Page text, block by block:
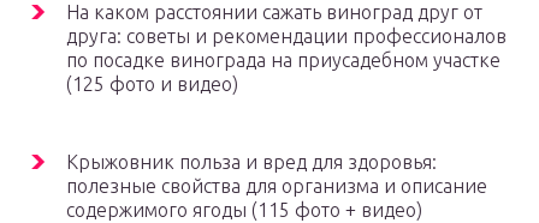
На каком расстоянии сажать виноград друг от
друга: советы и рекомендации профессионалов
по посадке винограда на приусадебном участке
(125 фото и видео)
Крыжовник польза и вред для здоровья:
полезные свойства для организма и описание
содержимого ягоды (115 фото + видео)